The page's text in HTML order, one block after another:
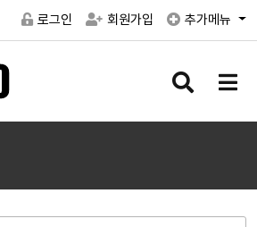
로그인 회원가입 추가메뉴
검
버
메
버